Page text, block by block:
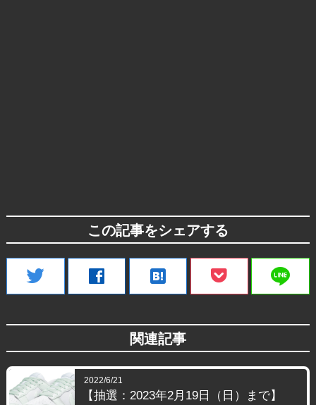
この記事をシェアする
twitter facebook hatenabookmark line
関連記事
2022/6/21
【抽選：2023年2月19日（日）まで】